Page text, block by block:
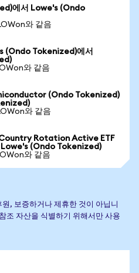
에서 Lowe's (Ondo
와 같음
Tokenized)에서
와 같음
(Ondo Tokenized)
와 같음
Rotation Active ETF
(Ondo Tokenized)
와 같음
, 보증하거나 제휴한 것이 아닙니
조 자산을 식별하기 위해서만 사용